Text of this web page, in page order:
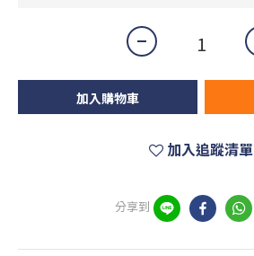
加入購物車
加入追蹤清單
分享到